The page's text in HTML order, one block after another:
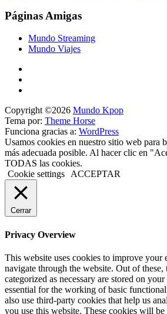
Páginas Amigas
Mundo Streaming
Mundo Viajes
Copyright ©2026 Mundo Kpop
Tema por: Theme Horse
Funciona gracias a: WordPress
Usamos cookies en nuestro sitio web para
más adecuada posible. Al hacer clic en
TODAS las cookies.
Cookie settings
ACCEPTAR
Cerrar
Privacy Overview
This website uses cookies to improve your
navigate through the website. Out of these,
categorized as necessary are stored on
essential for the working of basic
also use third-party cookies that help us
you use this website. These cookies will